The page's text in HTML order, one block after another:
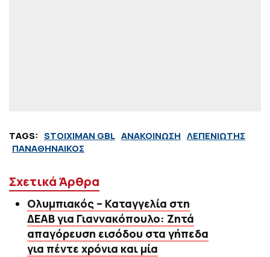
TAGS: STOIXIMAN GBL ΑΝΑΚΟΙΝΩΣΗ ΛΕΠΕΝΙΩΤΗΣ
ΠΑΝΑΘΗΝΑΙΚΟΣ
Σχετικά Άρθρα
Ολυμπιακός – Καταγγελία στη
ΔΕΑΒ για Γιαννακόπουλο: Ζητά
απαγόρευση εισόδου στα γήπεδα
για πέντε χρόνια και μία